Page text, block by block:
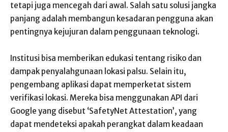
tetapi juga mencegah dari awal. Salah satu solusi jangka
panjang adalah membangun kesadaran pengguna akan
pentingnya kejujuran dalam penggunaan teknologi.
Institusi bisa memberikan edukasi tentang risiko dan
dampak penyalahgunaan lokasi palsu. Selain itu,
pengembang aplikasi dapat memperketat sistem
verifikasi lokasi. Mereka bisa menggunakan API dari
Google yang disebut ‘SafetyNet Attestation’, yang
dapat mendeteksi apakah perangkat dalam keadaan